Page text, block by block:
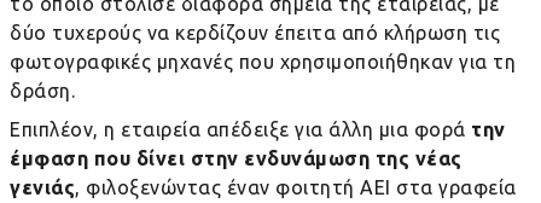
δύο τυχερούς να κερδίζουν έπειτα από κλήρωση τις
φωτογραφικές μηχανές που χρησιμοποιήθηκαν για τη
δράση.
Επιπλέον, η εταιρεία απέδειξε για άλλη μια φορά την
έμφαση που δίνει στην ενδυνάμωση της νέας
γενιάς, φιλοξενώντας έναν φοιτητή AEI στα γραφεία